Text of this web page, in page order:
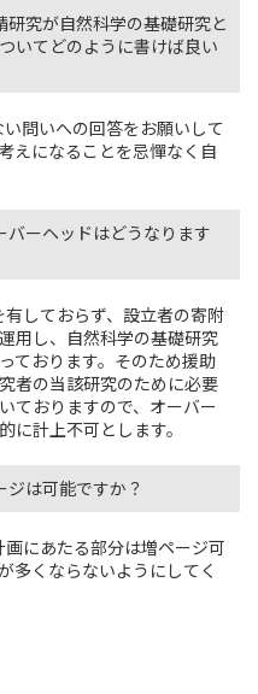
研究が自然科学の基礎研究と
いてどのように書けば良い
問いへの回答をお願いして
えになることを忌憚なく自
バーヘッドはどうなります
しておらず、設立者の寄附
用し、自然科学の基礎研究
ております。そのため援助
者の当該研究のために必要
ておりますので、オーバー
に計上不可とします。
ジは可能ですか？
画にあたる部分は増ページ可
多くならないようにしてく